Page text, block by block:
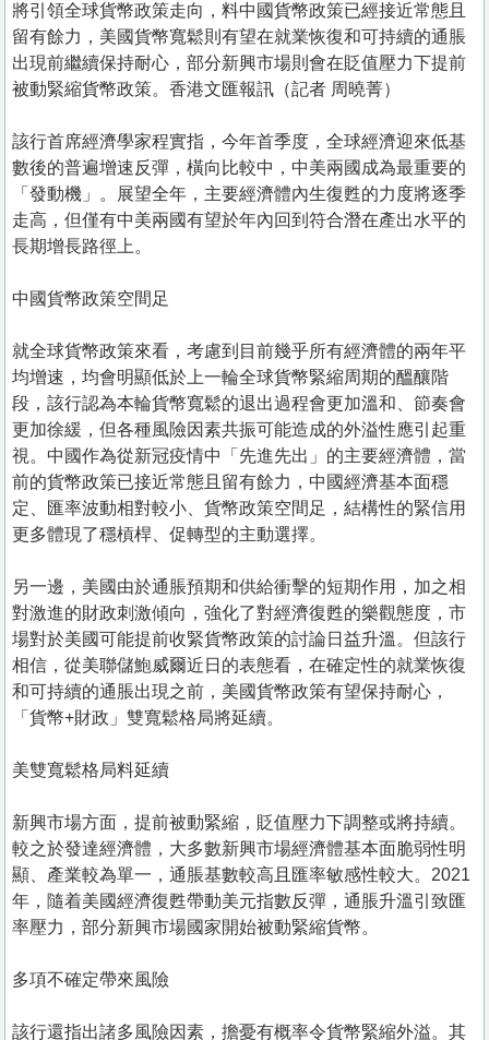
冊
關
於
們
將引領全球貨幣政策走向，料中國貨幣政策已經接近常態且
留有餘力，美國貨幣寬鬆則有望在就業恢復和可持續的通脹
出現前繼續保持耐心，部分新興市場則會在貶值壓力下提前
被動緊縮貨幣政策。香港文匯報訊（記者 周曉菁）
該行首席經濟學家程實指，今年首季度，全球經濟迎來低基
數後的普遍增速反彈，橫向比較中，中美兩國成為最重要的
「發動機」。展望全年，主要經濟體內生復甦的力度將逐季
走高，但僅有中美兩國有望於年內回到符合潛在產出水平的
長期增長路徑上。
中國貨幣政策空間足
就全球貨幣政策來看，考慮到目前幾乎所有經濟體的兩年平
均增速，均會明顯低於上一輪全球貨幣緊縮周期的醞釀階
段，該行認為本輪貨幣寬鬆的退出過程會更加溫和、節奏會
更加徐緩，但各種風險因素共振可能造成的外溢性應引起重
視。中國作為從新冠疫情中「先進先出」的主要經濟體，當
前的貨幣政策已接近常態且留有餘力，中國經濟基本面穩
定、匯率波動相對較小、貨幣政策空間足，結構性的緊信用
更多體現了穩槓桿、促轉型的主動選擇。
另一邊，美國由於通脹預期和供給衝擊的短期作用，加之相
對激進的財政刺激傾向，強化了對經濟復甦的樂觀態度，市
場對於美國可能提前收緊貨幣政策的討論日益升溫。但該行
相信，從美聯儲鮑威爾近日的表態看，在確定性的就業恢復
和可持續的通脹出現之前，美國貨幣政策有望保持耐心，
「貨幣+財政」雙寬鬆格局將延續。
美雙寬鬆格局料延續
新興市場方面，提前被動緊縮，貶值壓力下調整或將持續。
較之於發達經濟體，大多數新興市場經濟體基本面脆弱性明
顯、產業較為單一，通脹基數較高且匯率敏感性較大。2021
年，隨着美國經濟復甦帶動美元指數反彈，通脹升溫引致匯
率壓力，部分新興市場國家開始被動緊縮貨幣。
多項不確定帶來風險
該行還指出諸多風險因素，擔憂有概率令貨幣緊縮外溢。其